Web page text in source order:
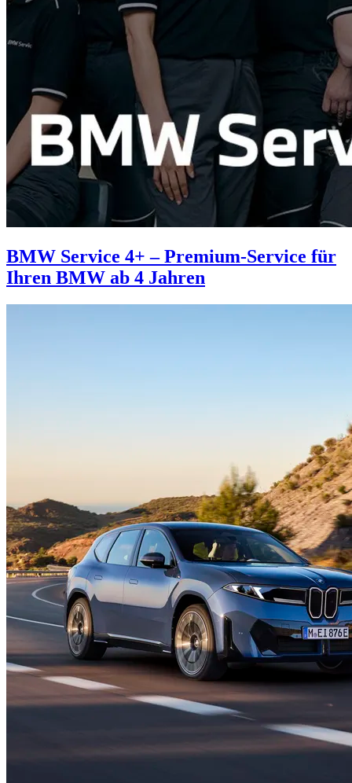
BMW Service 4+ – Premium-Service für
Ihren BMW ab 4 Jahren